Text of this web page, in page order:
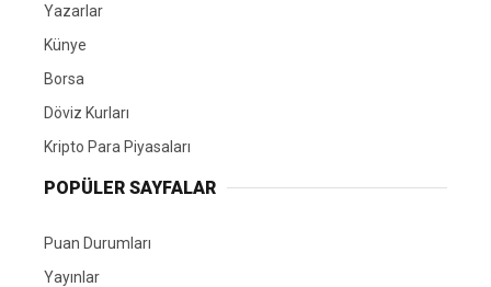
Yazarlar
Künye
Borsa
Döviz Kurları
Kripto Para Piyasaları
POPÜLER SAYFALAR
Puan Durumları
Yayınlar